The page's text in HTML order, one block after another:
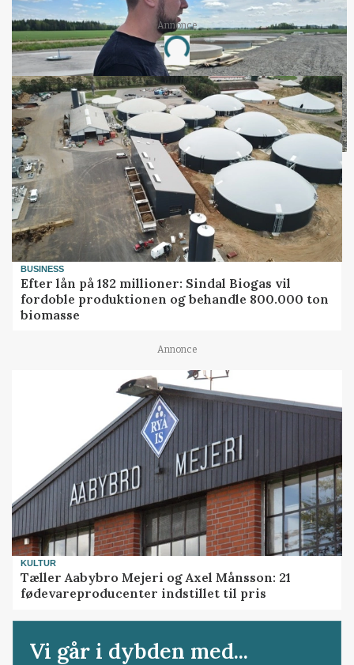
Annonce
Loading...
BUSINESS
Efter lån på 182 millioner: Sindal Biogas vil
fordoble produktionen og behandle 800.000 ton
biomasse
Annonce
KULTUR
Tæller Aabybro Mejeri og Axel Månsson: 21
fødevareproducenter indstillet til pris
Vi går i dybden med...